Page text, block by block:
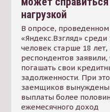
нагрузкой
В опросе,
«Яндекс.Взгляд» среди
человек старше 18 лет,
респондентов заявили,
погашать свои
задолженности. При
заемщиков вынуждены
выплаты более
ежемесячного доход